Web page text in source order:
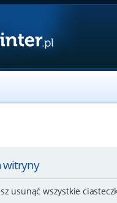
witryny
usunąć wszystkie